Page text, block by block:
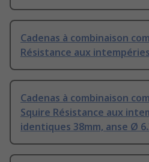
Cadenas à combinaison
Résistance aux
Cadenas à combinaison
Squire Résistance aux
identiques 38mm, anse Ø